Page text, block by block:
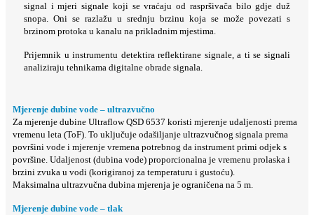
signal i mjeri signale koji se vraćaju od raspršivača bilo gdje duž
snopa. Oni se razlažu u srednju brzinu koja se može povezati s
brzinom protoka u kanalu na prikladnim mjestima.
Prijemnik u instrumentu detektira reflektirane signale, a ti se signali
analiziraju tehnikama digitalne obrade signala.
Mjerenje dubine vode – ultrazvučno
Za mjerenje dubine Ultraflow QSD 6537 koristi mjerenje udaljenosti prema
vremenu leta (ToF). To uključuje odašiljanje ultrazvučnog signala prema
površini vode i mjerenje vremena potrebnog da instrument primi odjek s
površine. Udaljenost (dubina vode) proporcionalna je vremenu prolaska i
brzini zvuka u vodi (korigiranoj za temperaturu i gustoću).
Maksimalna ultrazvučna dubina mjerenja je ograničena na 5 m.
Mjerenje dubine vode – tlak